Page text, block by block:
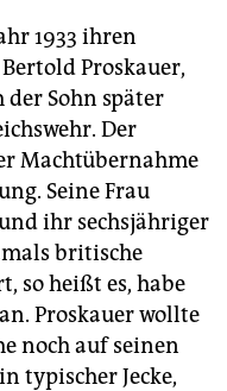
1933 ihren
Proskauer,
Sohn später
Der
Machtübernahme
Seine Frau
ihr sechsjähriger
britische
so heißt es, habe
Proskauer wollte
noch auf seinen
typischer Jecke,